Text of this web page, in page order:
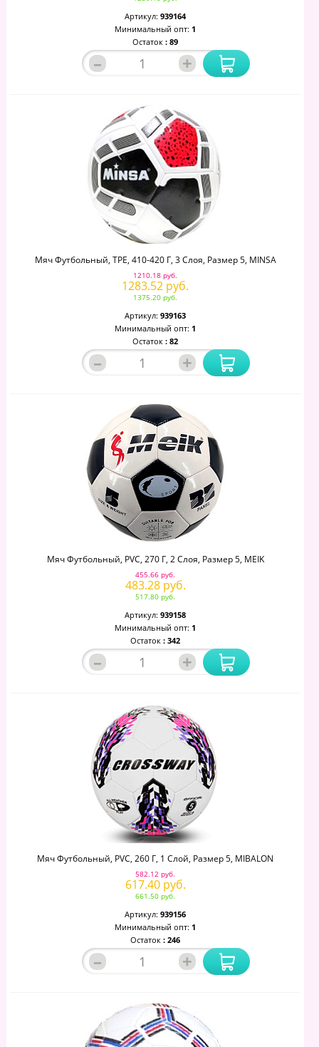
Артикул: 939164
Минимальный опт: 1
Остаток : 89
– +
Мяч Футбольный, TPE, 410-420 Г, 3 Слоя, Размер 5, MINSA
1210.18 руб.
1283.52 руб.
1375.20 руб.
Артикул: 939163
Минимальный опт: 1
Остаток : 82
– +
Мяч Футбольный, PVC, 270 Г, 2 Слоя, Размер 5, MEIK
455.66 руб.
483.28 руб.
517.80 руб.
Артикул: 939158
Минимальный опт: 1
Остаток : 342
– +
Мяч Футбольный, PVC, 260 Г, 1 Слой, Размер 5, MIBALON
582.12 руб.
617.40 руб.
661.50 руб.
Артикул: 939156
Минимальный опт: 1
Остаток : 246
– +